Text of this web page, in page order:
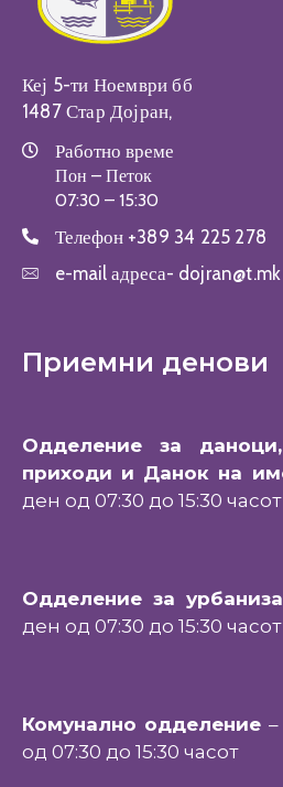
Кеј 5-ти Ноември бб
1487 Стар Дојран,
Работно време
Пон – Петок
07:30 – 15:30
Телефон +389 34 225 278
e-mail адреса- dojran@t.mk
Приемни денови
Одделение за
приходи и Данок на
ден од 07:30 до 15:30 часот
Одделение за
ден од 07:30 до 15:30 часот
Комунално одделение
од 07:30 до 15:30 часот